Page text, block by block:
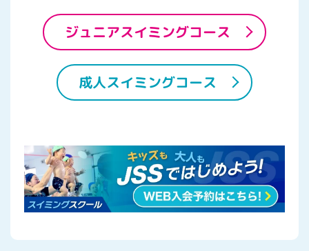
ジュニアスイミングコース
成人スイミングコース